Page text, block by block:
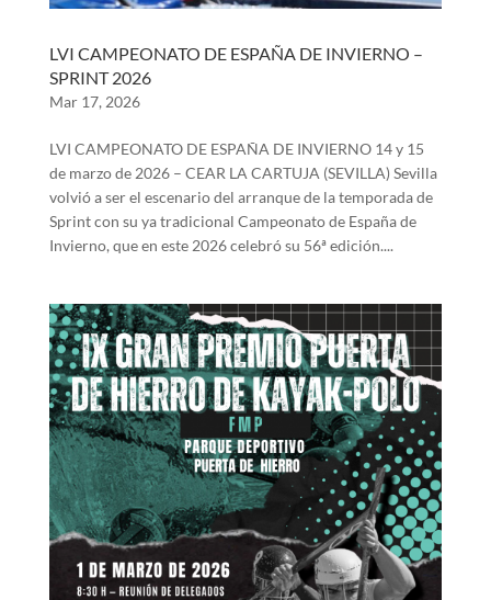
LVI CAMPEONATO DE ESPAÑA DE INVIERNO –
SPRINT 2026
Mar 17, 2026
LVI CAMPEONATO DE ESPAÑA DE INVIERNO 14 y 15
de marzo de 2026 – CEAR LA CARTUJA (SEVILLA) Sevilla
volvió a ser el escenario del arranque de la temporada de
Sprint con su ya tradicional Campeonato de España de
Invierno, que en este 2026 celebró su 56ª edición....